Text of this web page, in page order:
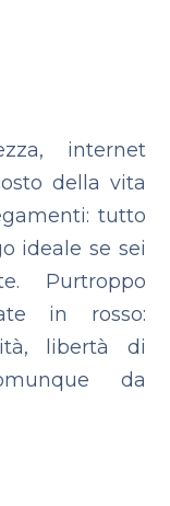
internet
della vita
tutto
ideale se sei
Purtroppo
in rosso:
libertà di
da